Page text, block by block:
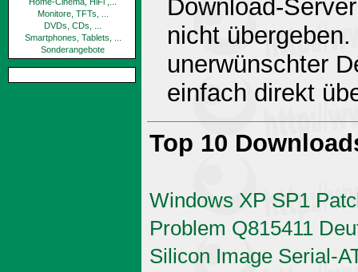
Monitore, TFTs, ...
DVDs, CDs, ...
Smartphones, Tablets, ...
Sonderangebote
Download-
nicht
unerwünschter
einfach direkt
Top 10
Windows XP SP1
Problem Q815411
Silicon Image Serial-